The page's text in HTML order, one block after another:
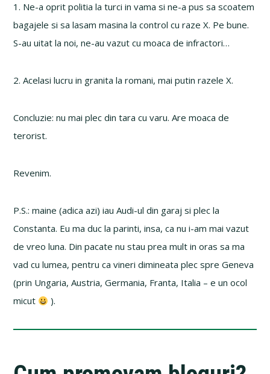
1. Ne-a oprit politia la turci in vama si ne-a pus sa scoatem
bagajele si sa lasam masina la control cu raze X. Pe bune.
S-au uitat la noi, ne-au vazut cu moaca de infractori…
2. Acelasi lucru in granita la romani, mai putin razele X.
Concluzie: nu mai plec din tara cu varu. Are moaca de
terorist.
Revenim.
P.S.: maine (adica azi) iau Audi-ul din garaj si plec la
Constanta. Eu ma duc la parinti, insa, ca nu i-am mai vazut
de vreo luna. Din pacate nu stau prea mult in oras sa ma
vad cu lumea, pentru ca vineri dimineata plec spre Geneva
(prin Ungaria, Austria, Germania, Franta, Italia – e un ocol
micut
).